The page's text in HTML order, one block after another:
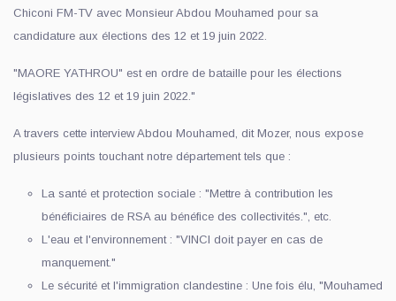
Chiconi FM-TV avec Monsieur Abdou Mouhamed pour sa
candidature aux élections des 12 et 19 juin 2022.
"MAORE YATHROU" est en ordre de bataille pour les élections
législatives des 12 et 19 juin 2022."
A travers cette interview Abdou Mouhamed, dit Mozer, nous expose
plusieurs points touchant notre département tels que :
La santé et protection sociale : "Mettre à contribution les
bénéficiaires de RSA au bénéfice des collectivités.", etc.
L'eau et l'environnement : "VINCI doit payer en cas de
manquement."
Le sécurité et l'immigration clandestine : Une fois élu, "Mouhamed